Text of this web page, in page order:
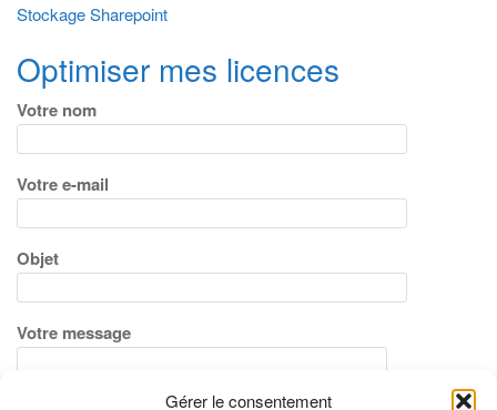
Gérer le consentement
Stockage Sharepoint
Optimiser mes licences
Votre nom
Votre e-mail
Objet
Votre message